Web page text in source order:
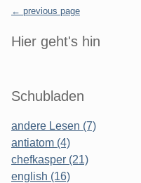
← previous page
Sidebar
Hier geht's hin
Schubladen
andere Lesen (7)
antiatom (4)
chefkasper (21)
english (16)